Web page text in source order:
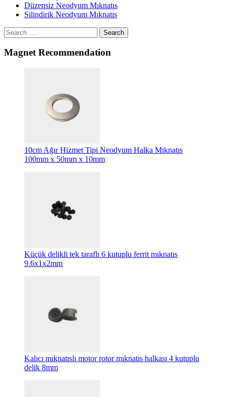
Düzensiz Neodyum Mıknatıs
Silindirik Neodyum Mıknatıs
Search
Magnet Recommendation
10cm Ağır Hizmet Tipi Neodyum Halka Mıknatıs
100mm x 50mm x 10mm
Küçük delikli tek taraflı 6 kutuplu ferrit mıknatıs
9.6x1x2mm
Kalıcı mıknatıslı motor rotor mıknatıs halkası 4 kutuplu
delik 8mm